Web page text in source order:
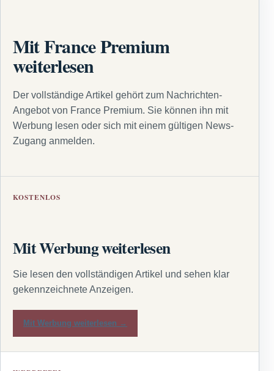
Mit France Premium
weiterlesen
Der vollständige Artikel gehört zum Nachrichten-
Angebot von France Premium. Sie können ihn mit
Werbung lesen oder sich mit einem gültigen News-
Zugang anmelden.
KOSTENLOS
Mit Werbung weiterlesen
Sie lesen den vollständigen Artikel und sehen klar
gekennzeichnete Anzeigen.
Mit Werbung weiterlesen →